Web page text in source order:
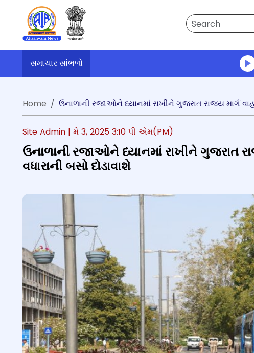
Search
સમાચાર સાંભળો
Home
ઉનાળાની રજાઓને ધ્યાનમાં રાખીને ગુજરાત રાજ્ય માર્ગ
Site Admin | મે 3, 2025 3:10 પી એમ(PM)
ઉનાળાની રજાઓને ધ્યાનમાં રાખીને ગુજરાત
વધારાની બસો દોડાવાશે